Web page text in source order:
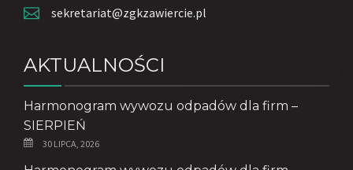
sekretariat@zgkzawiercie.pl
AKTUALNOŚCI
Harmonogram wywozu odpadów dla firm –
SIERPIEŃ
30 LIPCA, 2026